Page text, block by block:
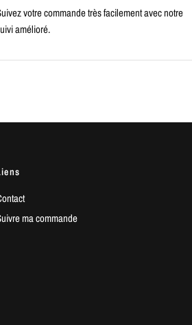
votre commande très facilement avec notre
amélioré.
ma commande